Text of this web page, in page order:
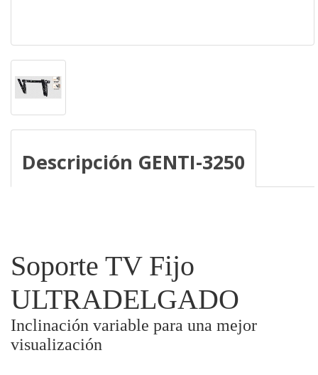
Descripción GENTI-3250
Soporte TV Fijo
ULTRADELGADO
Inclinación variable para una mejor
visualización